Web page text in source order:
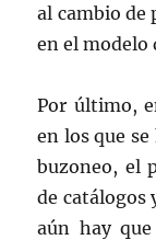
al cambio de
en el
Por último,
en los que
buzoneo, el
de catálogos
aún hay